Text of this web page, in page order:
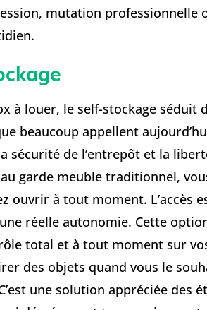
mutation professionnelle
à louer, le self-stockage séduit
beaucoup appellent
sécurité de l’entrepôt et la
garde meuble traditionnel,
ouvrir à tout moment. L’accès
réelle autonomie. Cette
total et à tout moment sur
des objets quand vous le
une solution appréciée des